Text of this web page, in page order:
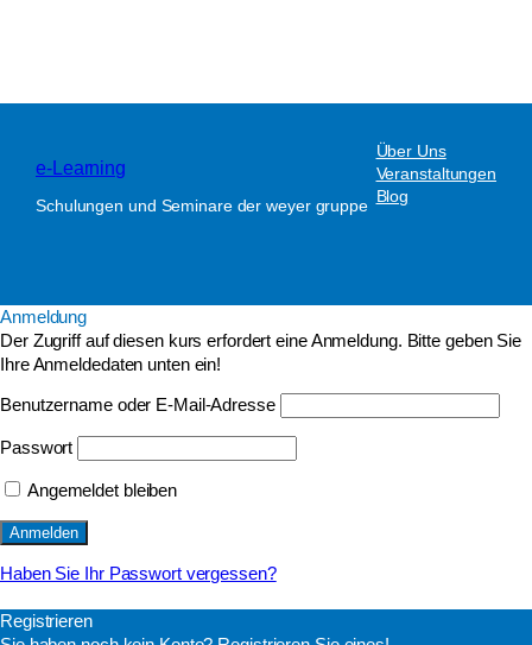
e-Learning
Schulungen und Seminare der weyer gruppe
Über Uns
Veranstaltungen
Blog
Anmeldung
Der Zugriff auf diesen kurs erfordert eine Anmeldung. Bitte geben Sie
Ihre Anmeldedaten unten ein!
Benutzername oder E-Mail-Adresse
Passwort
Angemeldet bleiben
Haben Sie Ihr Passwort vergessen?
Registrieren